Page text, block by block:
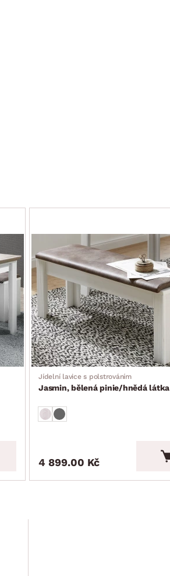
Jídelní lavice s polstrováním
Jasmin, bělená pinie/hnědá látka
4 899.00 Kč